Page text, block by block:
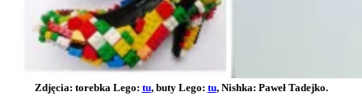
Zdjęcia: torebka Lego: tu, buty Lego: tu, Nishka: Paweł Tadejko.